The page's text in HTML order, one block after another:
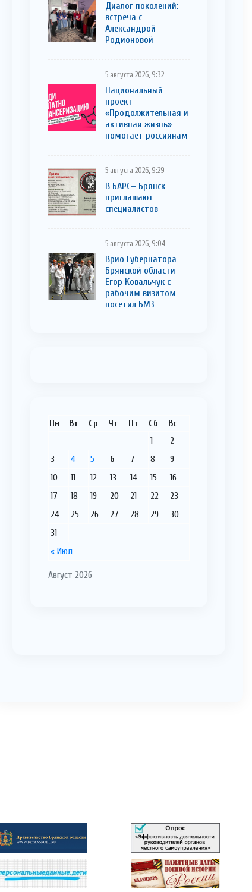
Диалог поколений:
встреча с
Александрой
Родионовой
5 августа 2026, 9:32
Национальный
проект
«Продолжительная и
активная жизнь»
помогает россиянам
5 августа 2026, 9:29
В БАРС– Брянcк
приглaшают
cпециaлистoв
5 августа 2026, 9:04
Врио Губернатора
Брянской области
Егор Ковальчук с
рабочим визитом
посетил БМЗ
Август 2026
Пн Вт Ср Чт Пт Сб Вс
« Июл
1
2
3
4 5 6 7 8
9
10
11 12 13 14 15
16
17
18 19 20 21 22
23
24
25 26 27 28 29
30
31